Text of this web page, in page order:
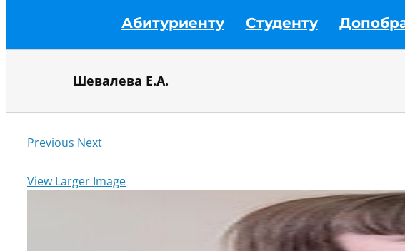
Абитуриенту Студенту
Шевалева Е.А.
Previous Next
View Larger Image